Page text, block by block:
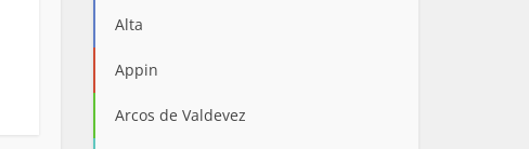
Alta
Appin
Arcos de Valdevez